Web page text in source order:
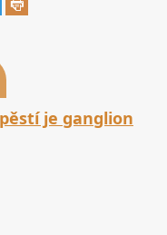
je ganglion